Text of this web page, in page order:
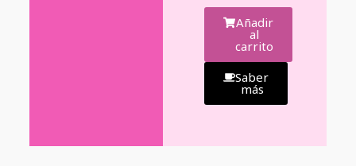
Añadir
al
carrito
Saber
más